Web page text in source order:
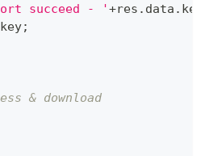
succeed - '+res . data . key
key;
& download